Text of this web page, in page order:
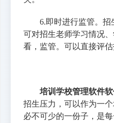
6.即时进行监管。招
可对招生老师学习情况
看，监管。可以直接评估
培训学校管理软件
招生压力，可以作为一
必不可少的一份子，是